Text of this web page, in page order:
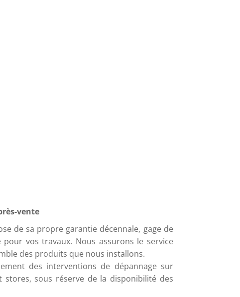
vente
de sa propre garantie décennale, gage de
vos travaux. Nous assurons le service
des produits que nous installons.
des interventions de dépannage sur
stores, sous réserve de la disponibilité des